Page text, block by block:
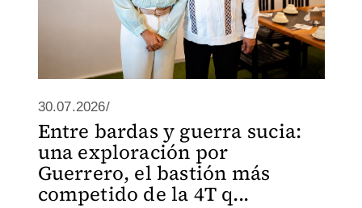
30.07.2026/
Entre bardas y guerra sucia:
una exploración por
Guerrero, el bastión más
competido de la 4T q...